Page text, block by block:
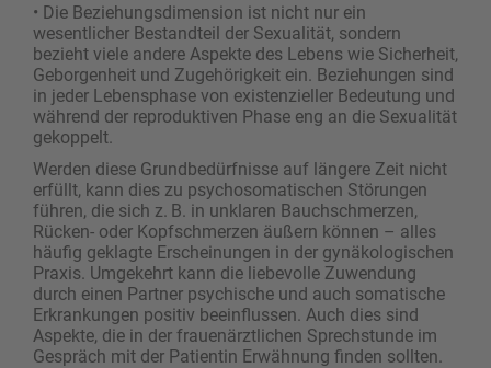
• Die Beziehungsdimension ist nicht nur ein
wesentlicher Bestandteil der ­Sexualität, sondern
bezieht viele andere Aspekte des Lebens wie Sicherheit,
Geborgenheit und Zugehörigkeit ein. Beziehungen sind
in jeder Lebensphase von existenzieller Bedeutung und
während der reproduktiven Phase eng an die Sexualität
gekoppelt.
Werden diese Grundbedürfnisse auf längere Zeit nicht
erfüllt, kann dies zu psychosomatischen Störungen
führen, die sich z. B. in unklaren Bauchschmerzen,
Rücken- oder Kopfschmerzen äußern können – alles
häufig geklagte Erschei­nungen in der gynäkologischen
Praxis. Umgekehrt kann die liebevolle Zuwendung
durch einen Partner psychische und auch somatische
Erkrankungen positiv beeinflussen. Auch dies sind
Aspekte, die in der frauenärztlichen Sprechstunde im
Gespräch mit der Patientin Erwähnung finden sollten.